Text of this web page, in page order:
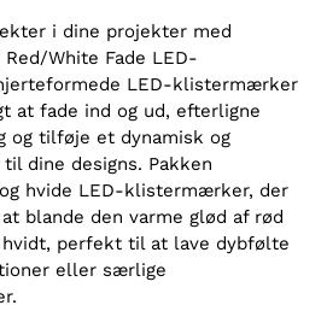
i dine projekter med
White Fade LED-
LED-klistermærker
at fade ind og ud, efterligne
og tilføje et dynamisk og
dine designs. Pakken
hvide LED-klistermærker, der
blande den varme glød af rød
perfekt til at lave dybfølte
eller særlige